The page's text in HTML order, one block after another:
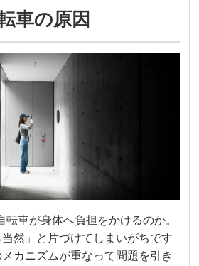
車の原因
転車が身体へ負担をかけるのか。
当然」と片づけてしまいがちです
カニズムが重なって問題を引き